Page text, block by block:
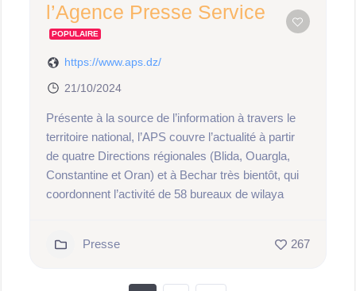
l’Agence Presse Service
POPULAIRE
https://www.aps.dz/
21/10/2024
Présente à la source de l’information à travers le
territoire national, l’APS couvre l’actualité à partir
de quatre Directions régionales (Blida, Ouargla,
Constantine et Oran) et à Bechar très bientôt, qui
coordonnent l’activité de 58 bureaux de wilaya
Presse 267